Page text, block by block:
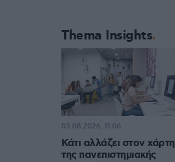
Thema Insights
Κάτι αλλάζει στον χάρτη
της πανεπιστημιακής
03.08.2026, 11:06